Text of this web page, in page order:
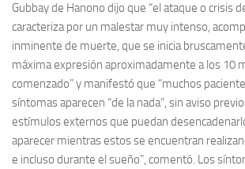
Gubbay de Hanono dijo que “el ataque o crisis
caracteriza por un malestar muy intenso,
inminente de muerte, que se inicia
máxima expresión aproximadamente a los 10
comenzado” y manifestó que “muchos
síntomas aparecen “de la nada”, sin aviso
estímulos externos que puedan
aparecer mientras estos se encuentran
e incluso durante el sueño”, comentó. Los